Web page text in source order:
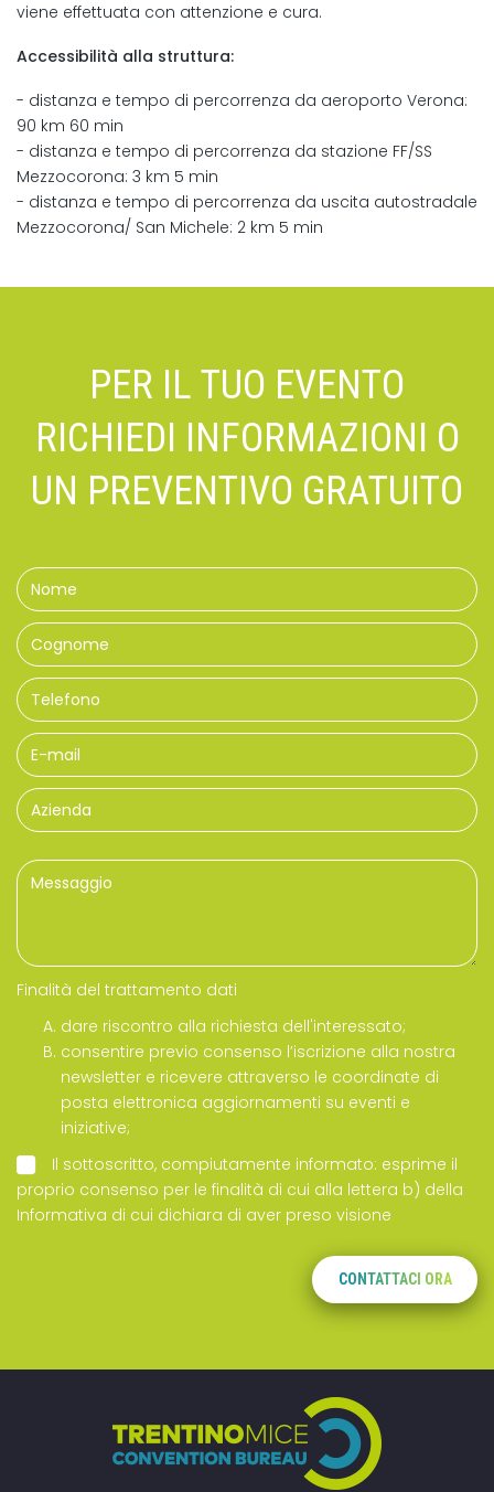
viene effettuata con attenzione e cura.
Accessibilità alla struttura:
- distanza e tempo di percorrenza da aeroporto Verona:
90 km 60 min
- distanza e tempo di percorrenza da stazione FF/SS
Mezzocorona: 3 km 5 min
- distanza e tempo di percorrenza da uscita autostradale
Mezzocorona/ San Michele: 2 km 5 min
PER IL TUO EVENTO
RICHIEDI INFORMAZIONI O
UN PREVENTIVO GRATUITO
Finalità del trattamento dati
dare riscontro alla richiesta dell'interessato;
consentire previo consenso l’iscrizione alla nostra
newsletter e ricevere attraverso le coordinate di
posta elettronica aggiornamenti su eventi e
iniziative;
Il sottoscritto, compiutamente informato: esprime il
proprio consenso per le finalità di cui alla lettera b) della
Informativa di cui dichiara di aver preso visione
CONTATTACI ORA